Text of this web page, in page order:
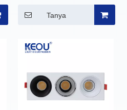
Dipasang Permukaan
Tudung Lampu
Tanya